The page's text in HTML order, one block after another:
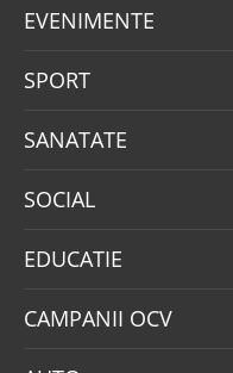
EVENIMENTE
SPORT
SANATATE
SOCIAL
EDUCATIE
CAMPANII OCV